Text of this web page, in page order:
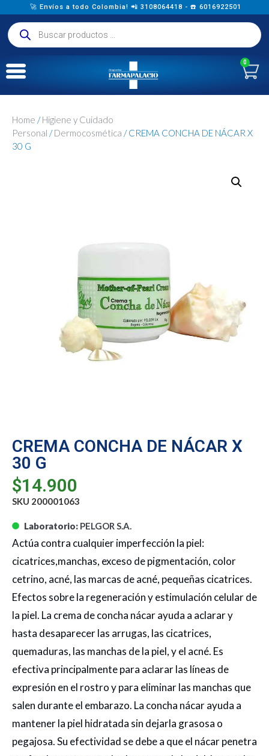
🚀 Envíos a todo Colombia! 📲 3108064418 - ☎️ 6016922501
0
Home /Higiene y Cuidado
Personal /Dermocosmética / CREMA CONCHA DE NÁCAR X
30 G
CREMA CONCHA DE NÁCAR X
30 G
$14.900
SKU 200001063
Laboratorio: PELGOR S.A.
Actúa contra cualquier imperfección la piel:
cicatrices,manchas, exceso de pigmentación, color
cetrino, acné, las marcas de acné, pequeñas cicatrices.
Efectos sobre la regeneración y estimulación celular de
la piel. La crema de concha nácar ayuda a aclarar y
hasta desaparecer las arrugas, las cicatrices,
quemaduras, las manchas de la piel, y el acné. Es
efectiva principalmente para aclarar las líneas de
expresión en el rostro y para eliminar las manchas que
salen durante el embarazo. La concha nácar ayuda a
mantener la piel hidratada sin dejarla grasosa o
pegajosa. Su efectividad se debe a que el nácar penetra